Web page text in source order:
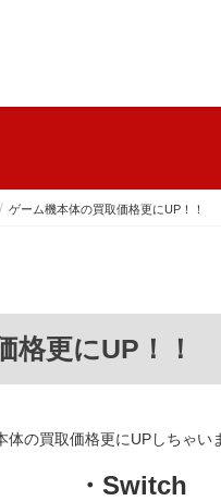
ゲーム機本体の買取価格更にUP！！
格更にUP！！
・Switch